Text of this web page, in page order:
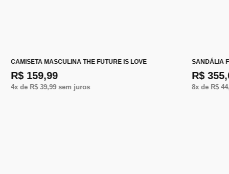
CAMISETA MASCULINA THE FUTURE IS LOVE
R$ 159,99
4x de R$ 39,99sem juros
SANDÁLIA
R$
8x de R$